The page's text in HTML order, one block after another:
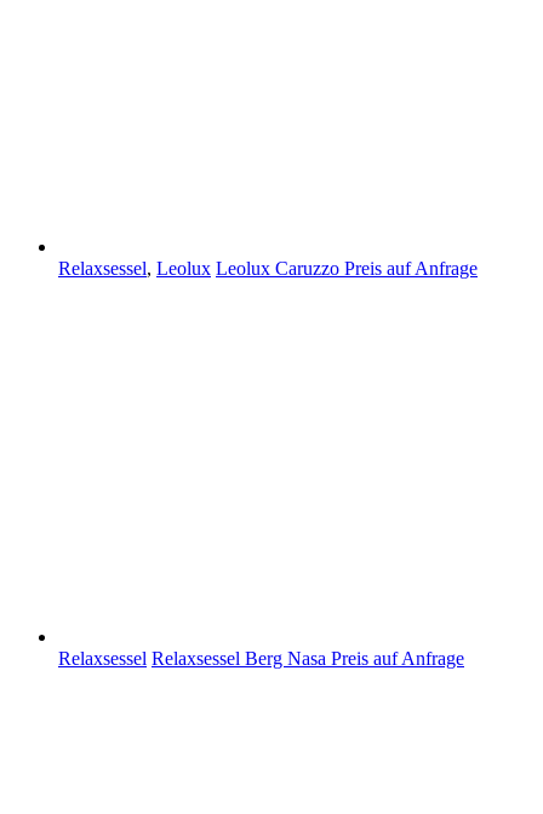
Relaxsessel, Leolux Leolux Caruzzo Preis auf Anfrage
Relaxsessel Relaxsessel Berg Nasa Preis auf Anfrage